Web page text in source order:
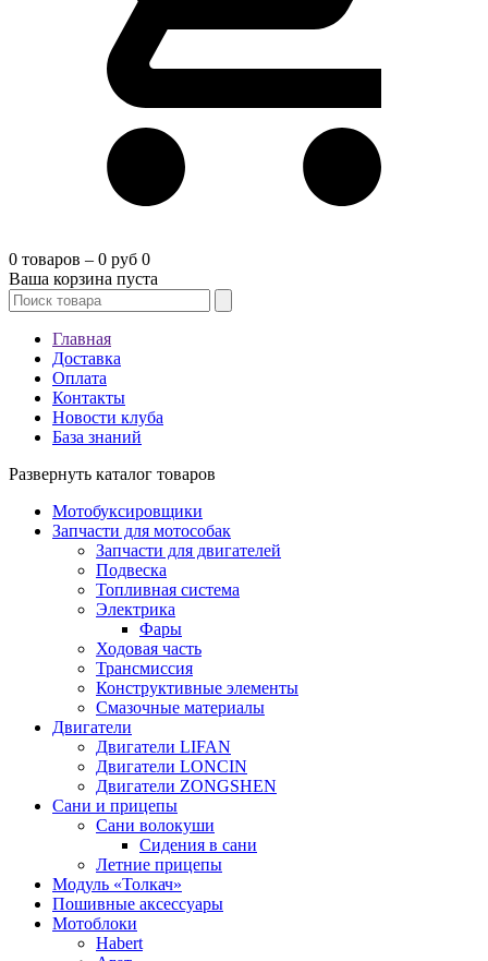
0 товаров – 0 руб 0
Ваша корзина пуста
Главная
Доставка
Оплата
Контакты
Новости клуба
База знаний
Развернуть каталог товаров
Мотобуксировщики
Запчасти для мотособак
Запчасти для двигателей
Подвеска
Топливная система
Электрика
Фары
Ходовая часть
Трансмиссия
Конструктивные элементы
Смазочные материалы
Двигатели
Двигатели LIFAN
Двигатели LONCIN
Двигатели ZONGSHEN
Сани и прицепы
Сани волокуши
Сидения в сани
Летние прицепы
Модуль «Толкач»
Пошивные аксессуары
Мотоблоки
Habert